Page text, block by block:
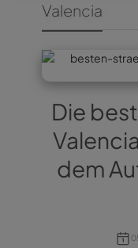
Valencia
Die
dem